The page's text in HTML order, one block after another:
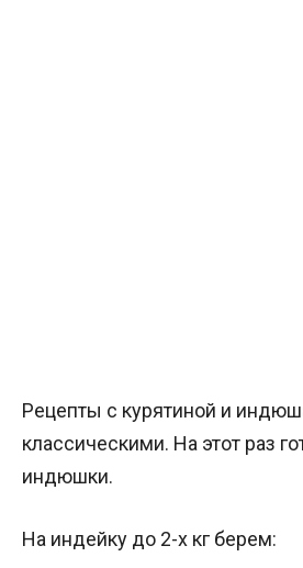
Рецепты с курятиной и
классическими. На этот раз
индюшки.
На индейку до 2-х кг берем: